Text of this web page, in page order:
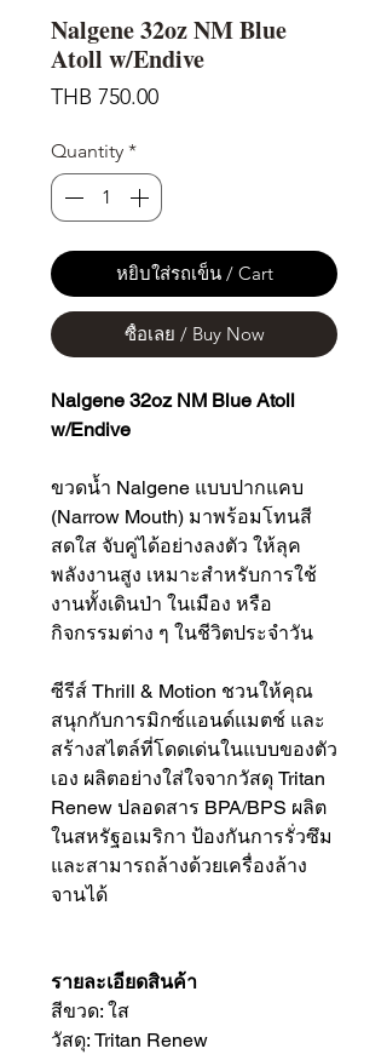
Nalgene 32oz NM Blue
Atoll w/Endive
THB 750.00Price
Quantity *
หยิบใส่รถเข็น / Cart
ซื้อเลย / Buy Now
Nalgene 32oz NM Blue Atoll
w/Endive
ขวดน้ำ Nalgene แบบปากแคบ
(Narrow Mouth) มาพร้อมโทนสี
สดใส จับคู่ได้อย่างลงตัว ให้ลุค
พลังงานสูง เหมาะสำหรับการใช้
งานทั้งเดินป่า ในเมือง หรือ
กิจกรรมต่าง ๆ ในชีวิตประจำวัน
ซีรีส์ Thrill & Motion ชวนให้คุณ
สนุกกับการมิกซ์แอนด์แมตช์ และ
สร้างสไตล์ที่โดดเด่นในแบบของตัว
เอง ผลิตอย่างใส่ใจจากวัสดุ Tritan
Renew ปลอดสาร BPA/BPS ผลิต
ในสหรัฐอเมริกา ป้องกันการรั่วซึม
และสามารถล้างด้วยเครื่องล้าง
จานได้
รายละเอียดสินค้า
สีขวด: ใส
วัสดุ: Tritan Renew